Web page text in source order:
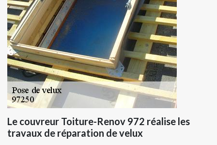
Le couvreur Toiture-Renov 972 réalise les
travaux de réparation de velux